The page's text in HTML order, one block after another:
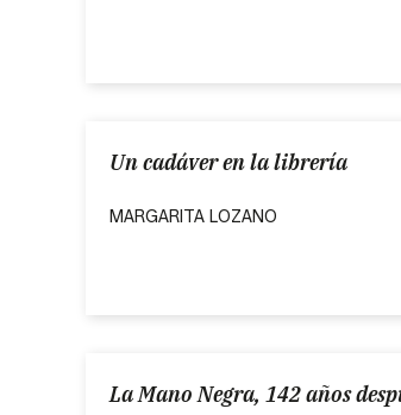
Un cadáver en la librería
MARGARITA LOZANO
La Mano Negra, 142 años